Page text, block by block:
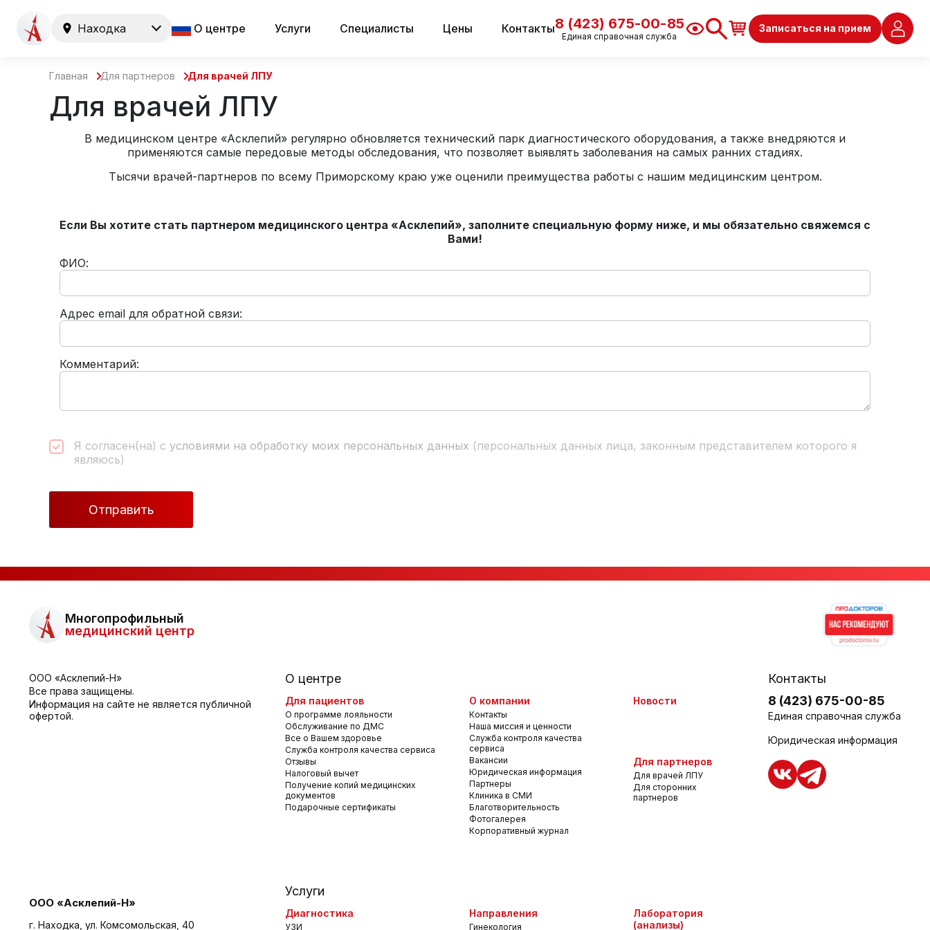
Находка О центре Услуги Специалисты Цены Контакты8 (423) 675-00-85
Единая справочная служба
Записаться на прием
Главная Для партнеров Для врачей ЛПУ
Для врачей ЛПУ
В медицинском центре «Асклепий» регулярно обновляется технический парк диагностического оборудования, а также внедряются и
применяются самые передовые методы обследования, что позволяет выявлять заболевания на самых ранних стадиях.
Тысячи врачей-партнеров по всему Приморскому краю уже оценили преимущества работы с нашим медицинским центром.
Если Вы хотите стать партнером медицинского центра «Асклепий», заполните специальную форму ниже, и мы обязательно свяжемся с
Вами!
ФИО:
Адрес email для обратной связи:
Комментарий:
Я согласен(на) с условиями на обработку моих персональных данных (персональных данных лица, законным представителем которого я
являюсь)
Многопрофильный
медицинский центр
ООО «Асклепий-Н»
Все права защищены.
Информация на сайте не является публичной
офертой.
ООО «Асклепий-Н»
г. Находка, ул. Комсомольская, 40
О центре
Для пациентов
О программе лояльности
Обслуживание по ДМС
Все о Вашем здоровье
Служба контроля качества сервиса
Отзывы
Налоговый вычет
Получение копий медицинских
документов
Подарочные сертификаты
О компании
Контакты
Наша миссия и ценности
Служба контроля качества
сервиса
Вакансии
Юридическая информация
Партнеры
Клиника в СМИ
Благотворительность
Фотогалерея
Корпоративный журнал
Новости
Для партнеров
Для врачей ЛПУ
Для сторонних
партнеров
Услуги
Диагностика
УЗИ
Направления
Гинекология
Лаборатория
(анализы)
Контакты
8 (423) 675-00-85
Единая справочная служба
Юридическая информация